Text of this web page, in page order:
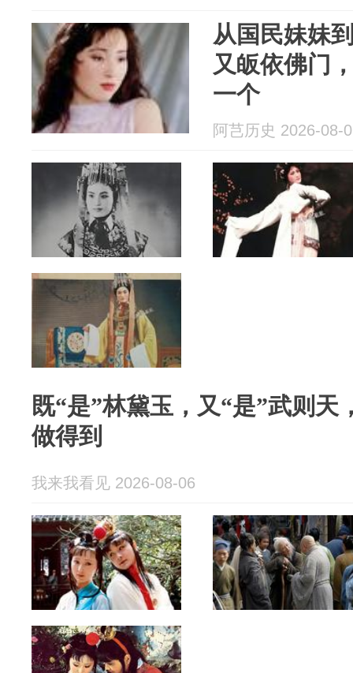
从国民妹妹
又皈依佛门
一个
阿芑历史 2026-08-
既“是”林黛玉，又“是”武则天
做得到
我来我看见 2026-08-06